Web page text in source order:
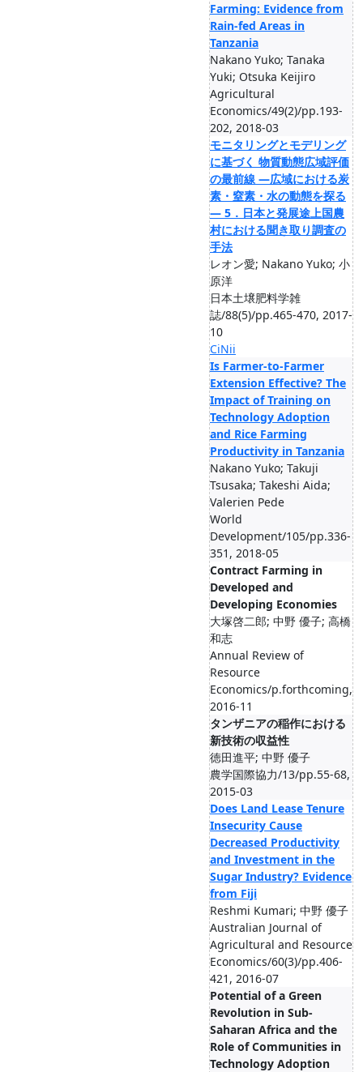
Farming: Evidence from
Rain-fed Areas in
Tanzania
Nakano Yuko; Tanaka
Yuki; Otsuka Keijiro
Agricultural
Economics/49(2)/pp.193-
202, 2018-03
モニタリングとモデリング
に基づく 物質動態広域評価
の最前線 —広域における炭
素・窒素・水の動態を探る
— 5．日本と発展途上国農
村における聞き取り調査の
手法
レオン愛; Nakano Yuko; 小
原洋
日本土壌肥料学雑
誌/88(5)/pp.465-470, 2017-
10
CiNii
Is Farmer-to-Farmer
Extension Effective? The
Impact of Training on
Technology Adoption
and Rice Farming
Productivity in Tanzania
Nakano Yuko; Takuji
Tsusaka; Takeshi Aida;
Valerien Pede
World
Development/105/pp.336-
351, 2018-05
Contract Farming in
Developed and
Developing Economies
大塚啓二郎; 中野 優子; 高橋
和志
Annual Review of
Resource
Economics/p.forthcoming,
2016-11
タンザニアの稲作における
新技術の収益性
徳田進平; 中野 優子
農学国際協力/13/pp.55-68,
2015-03
Does Land Lease Tenure
Insecurity Cause
Decreased Productivity
and Investment in the
Sugar Industry? Evidence
from Fiji
Reshmi Kumari; 中野 優子
Australian Journal of
Agricultural and Resource
Economics/60(3)/pp.406-
421, 2016-07
Potential of a Green
Revolution in Sub-
Saharan Africa and the
Role of Communities in
Technology Adoption